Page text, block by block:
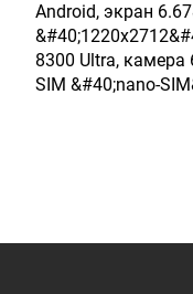
Android, экран
8300 Ultra,
SIM &#40;nano-